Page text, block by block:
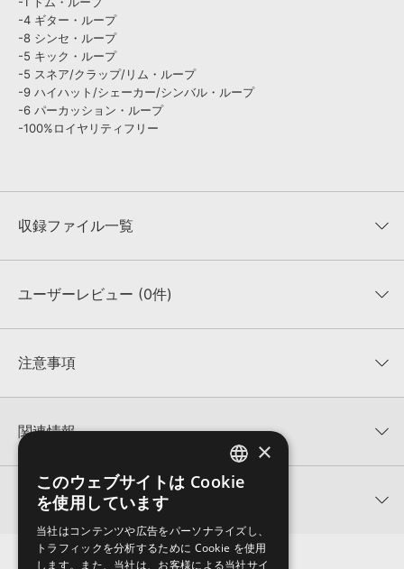
-4 ギター・ループ
-8 シンセ・ループ
-5 キック・ループ
-5 スネア/クラップ/リム・ループ
-9 ハイハット/シェーカー/シンバル・ループ
-6 パーカッション・ループ
-100%ロイヤリティフリー
収録ファイル一覧
収録ファイル一覧
ユーザーレビュー (0件)
★★★★★
★5
★2
★1
0%
レビューをもっと見る »
注意事項
KONTAKTフォーマットは、
でお使いいただけます。無償版のKONTAKT PLAYERではお使いい
ただけませんので、ご注意ください。また、「ライブラリ・タブ」
への表示にも対応しておりません。
4GBを超えるデータに関するご注意：
FAT32でフォーマットされた
HDDには、1ファイル4GBを超えるデータを格納することができま
せん。データ容量が4GBを超えるダウンロード製品をご購入いただ
きます際には、NTFSやHFS＋でフォーマットされたHDDをご用意
関連情報
STRATEGIC AUDIO 製品一覧
CARNIVAL MASSIVEのサポート情報
関連サポート情報
MIDI形式サンプルパックの追加方法
ENGLISH
×
このウェブサイトは Cookie
を使用しています
当社はコンテンツや広告をパーソナライズし、
トラフィックを分析するために Cookie を使用
します。また、当社は、お客様による当社サイ